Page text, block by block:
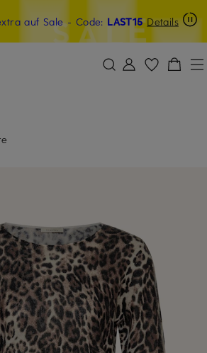
ZUM SUCHFELD ÜBERSPRINGEN
auf Sale- Code: LAST15 Details
mit Beyond sichern